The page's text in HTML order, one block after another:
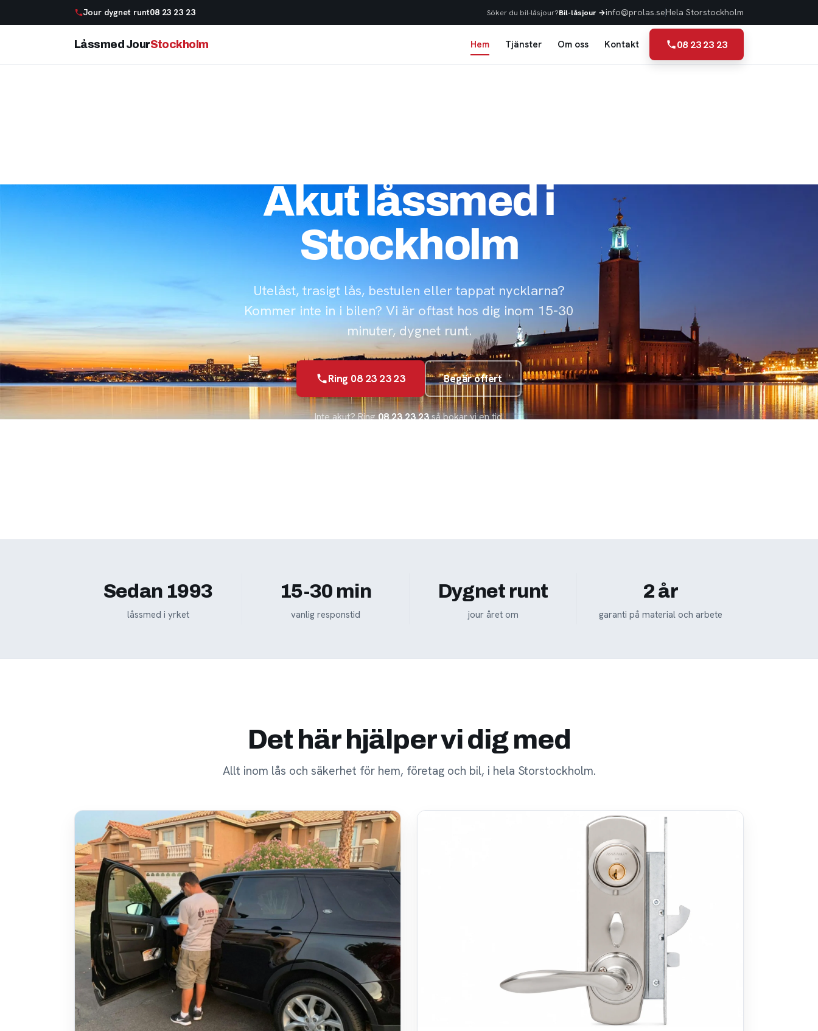
Jour dygnet runt08 23 23 23 Söker du bil-låsjour?Bil-låsjour →info@prolas.seHela Storstockholm
Låssmed JourStockholm Hem Tjänster Om oss Kontakt 08 23 23 23
Akut låssmed i
Stockholm
Utelåst, trasigt lås, bestulen eller tappat nycklarna?
Kommer inte in i bilen? Vi är oftast hos dig inom 15-30
minuter, dygnet runt.
Ring 08 23 23 23 Begär offert
Inte akut? Ring08 23 23 23så bokar vi en tid.
Sedan 1993
låssmed i yrket
15-30 min
vanlig responstid
Dygnet runt
jour året om
2 år
garanti på material och arbete
Det här hjälper vi dig med
Allt inom lås och säkerhet för hem, företag och bil, i hela Storstockholm.